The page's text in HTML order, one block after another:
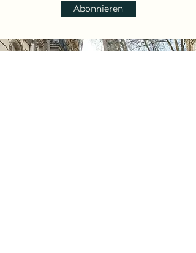
Abonnieren